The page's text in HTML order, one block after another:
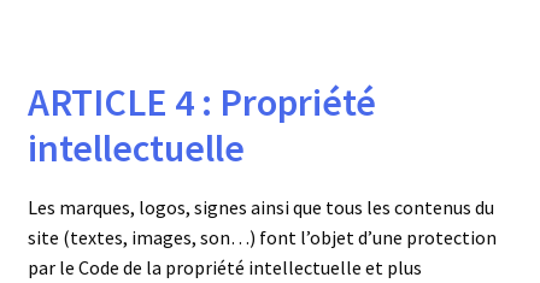
ARTICLE 4 : Propriété
intellectuelle
Les marques, logos, signes ainsi que tous les contenus du
site (textes, images, son…) font l’objet d’une protection
par le Code de la propriété intellectuelle et plus